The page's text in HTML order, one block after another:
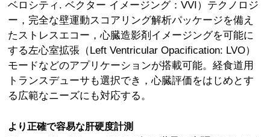
ベロシティ. ベクター イメージング：VVI）テクノロジ
ー，完全な壁運動スコアリング解析パッケージを備え
たストレスエコー，心臓造影剤イメージングを可能に
する左心室拡張（Left Ventricular Opacification: LVO）
モードなどのアプリケーションが搭載可能。経食道用
トランスデューサも選択でき，心臓評価をはじめとす
る広範なニーズにも対応する。
より正確で容易な肝硬度計測